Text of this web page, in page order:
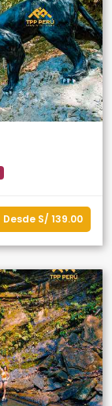
Desde S/ 139.00